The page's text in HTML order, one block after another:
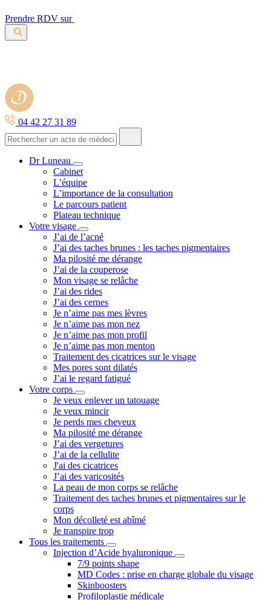
Prendre RDV sur
04 42 27 31 89
Dr Luneau
Cabinet
L’équipe
L’importance de la consultation
Le parcours patient
Plateau technique
Votre visage
J’ai de l’acné
J’ai des taches brunes : les taches pigmentaires
Ma pilosité me dérange
J’ai de la couperose
Mon visage se relâche
J’ai des rides
J’ai des cernes
Je n’aime pas mes lèvres
Je n’aime pas mon nez
Je n’aime pas mon profil
Je n’aime pas mon menton
Traitement des cicatrices sur le visage
Mes pores sont dilatés
J’ai le regard fatigué
Votre corps
Je veux enlever un tatouage
Je veux mincir
Je perds mes cheveux
Ma pilosité me dérange
J’ai des vergetures
J’ai de la cellulite
J'ai des cicatrices
J’ai des varicosités
La peau de mon corps se relâche
Traitement des taches brunes et pigmentaires sur le
corps
Mon décolleté est abîmé
Je transpire trop
Tous les traitements
Injection d’Acide hyaluronique
7/9 points shape
MD Codes : prise en charge globale du visage
Skinboosters
Profiloplastie médicale